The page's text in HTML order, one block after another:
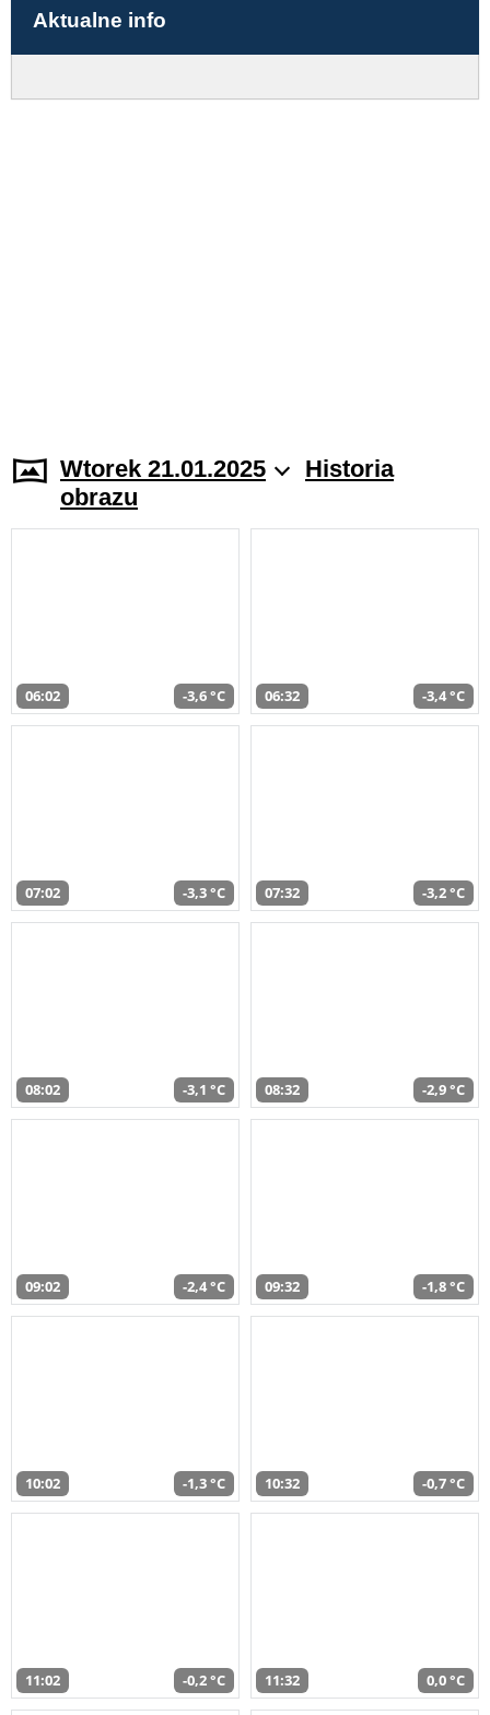
Aktualne info
Wtorek 21.01.2025
Historia
obrazu
06:02 -3,6 °C 06:32 -3,4 °C
07:02 -3,3 °C 07:32 -3,2 °C
08:02 -3,1 °C 08:32 -2,9 °C
09:02 -2,4 °C 09:32 -1,8 °C
10:02 -1,3 °C 10:32 -0,7 °C
11:02 -0,2 °C 11:32 0,0 °C